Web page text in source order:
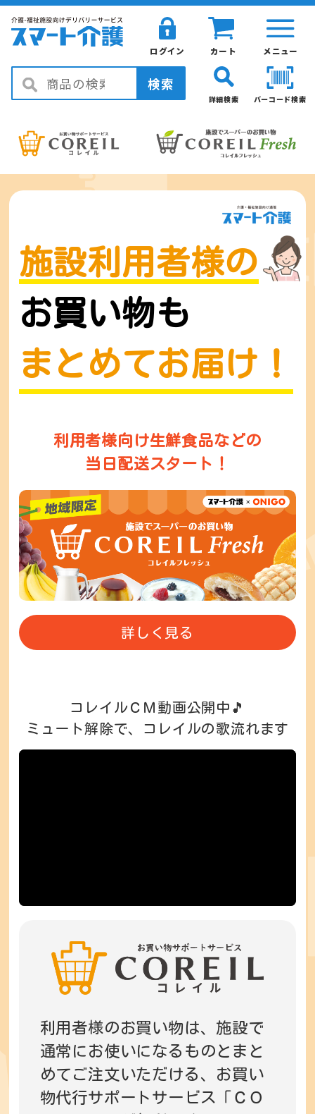
メニュー
カート
ログイン
検索
バーコード検索
詳細検索
施設利用者様の
お買い物も
まとめてお届け！
利用者様向け生鮮食品などの
当日配送スタート！
詳しく見る
コレイルＣＭ動画公開中🎵
ミュート解除で、コレイルの歌流れます
利用者様のお買い物は、施設で
通常にお使いになるものとまと
めてご注文いただける、お買い
物代行サポートサービス「ＣＯ